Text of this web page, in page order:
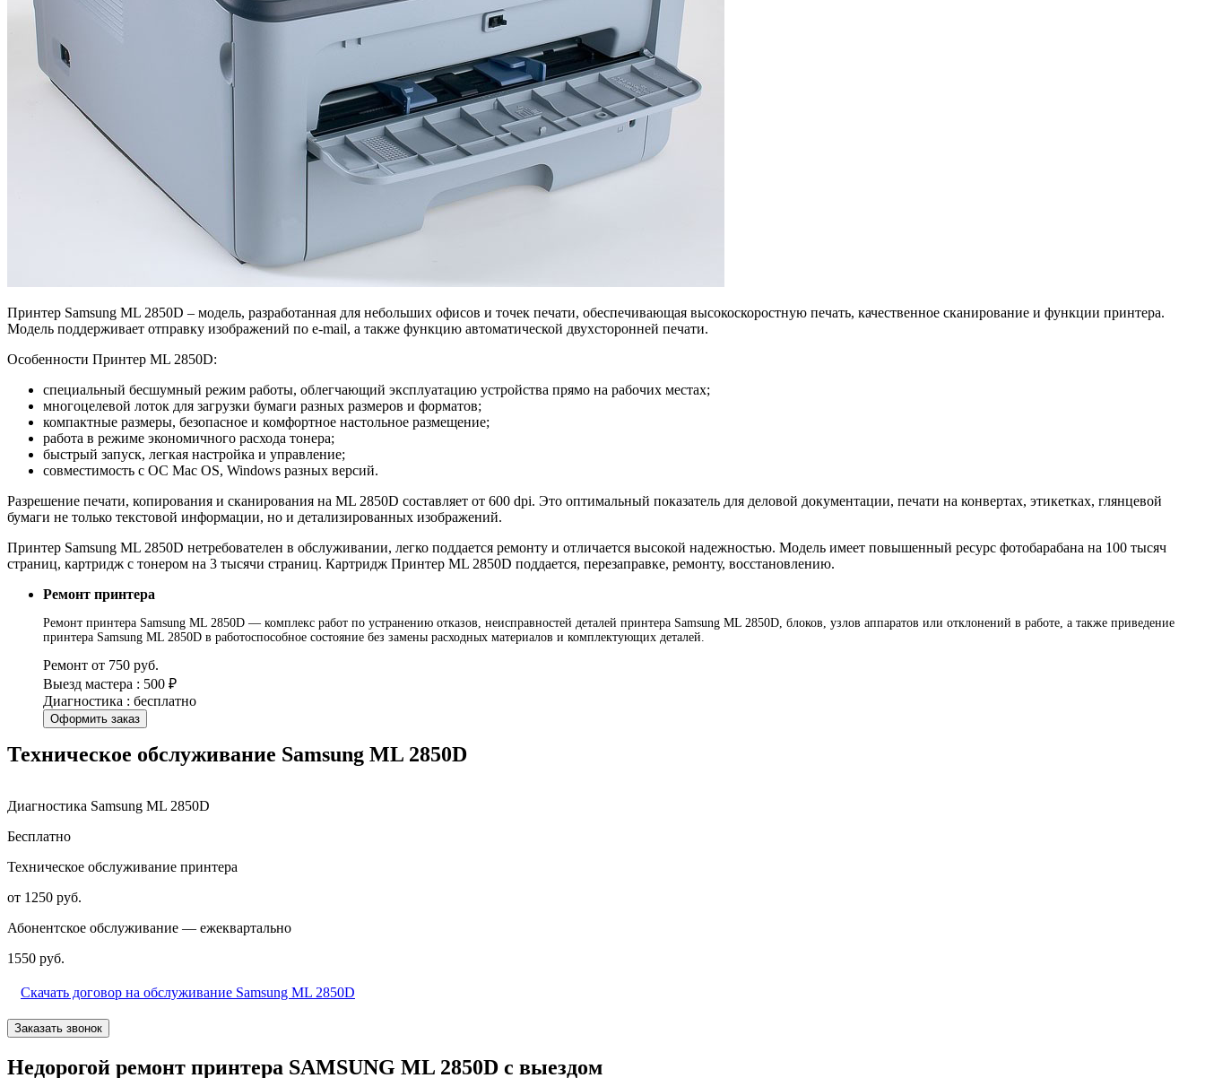
Принтер Samsung ML 2850D – модель, разработанная для небольших офисов и точек печати, обеспечивающая высокоскоростную печать, качественное сканирование и функции принтера.
Модель поддерживает отправку изображений по e-mail, а также функцию автоматической двухсторонней печати.
Особенности Принтер ML 2850D:
специальный бесшумный режим работы, облегчающий эксплуатацию устройства прямо на рабочих местах;
многоцелевой лоток для загрузки бумаги разных размеров и форматов;
компактные размеры, безопасное и комфортное настольное размещение;
работа в режиме экономичного расхода тонера;
быстрый запуск, легкая настройка и управление;
совместимость с ОС Mac OS, Windows разных версий.
Разрешение печати, копирования и сканирования на ML 2850D составляет от 600 dpi. Это оптимальный показатель для деловой документации, печати на конвертах, этикетках, глянцевой
бумаги не только текстовой информации, но и детализированных изображений.
Принтер Samsung ML 2850D нетребователен в обслуживании, легко поддается ремонту и отличается высокой надежностью. Модель имеет повышенный ресурс фотобарабана на 100 тысяч
страниц, картридж с тонером на 3 тысячи страниц. Картридж Принтер ML 2850D поддается, перезаправке, ремонту, восстановлению.
Ремонт принтера
Ремонт принтера Samsung ML 2850D — комплекс работ по устранению отказов, неисправностей деталей принтера Samsung ML 2850D, блоков, узлов аппаратов или отклонений в работе, а также приведение
принтера Samsung ML 2850D в работоспособное состояние без замены расходных материалов и комплектующих деталей.
Ремонт от 750 руб.
Выезд мастера : 500 ₽
Диагностика : бесплатно
Оформить заказ
Техническое обслуживание Samsung ML 2850D
Диагностика Samsung ML 2850D
Бесплатно
Техническое обслуживание принтера
от 1250 руб.
Абонентское обслуживание — ежеквартально
1550 руб.
Скачать договор на обслуживание Samsung ML 2850D
Заказать звонок
Недорогой ремонт принтера SAMSUNG ML 2850D с выездом